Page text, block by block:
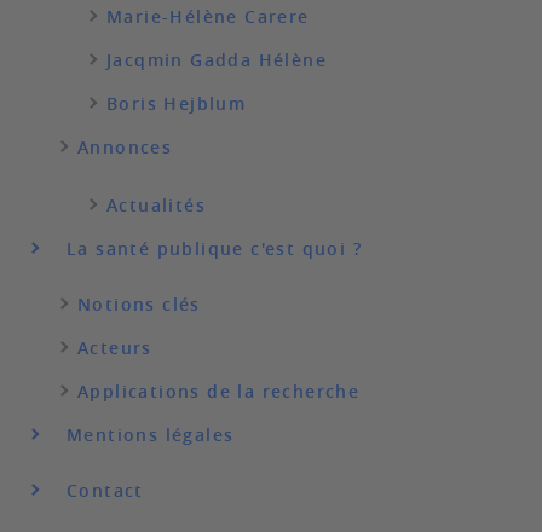
Marie-Hélène Carere
Jacqmin Gadda Hélène
Boris Hejblum
Annonces
Actualités
La santé publique c'est quoi ?
Notions clés
Acteurs
Applications de la recherche
Mentions légales
Contact